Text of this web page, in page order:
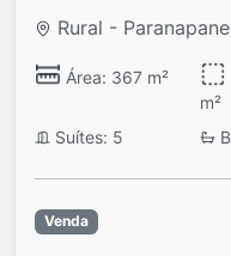
Rural -
Área: 367 m²
m²
Suítes: 5
Venda